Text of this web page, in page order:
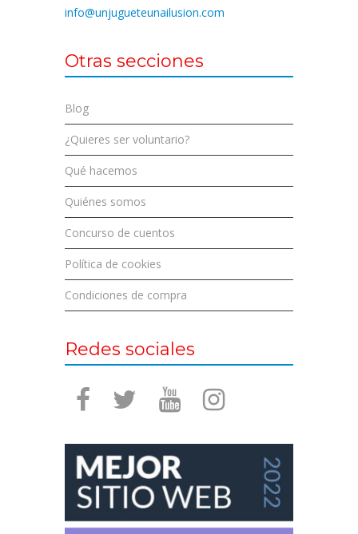
info@unjugueteunailusion.com
Otras secciones
Blog
¿Quieres ser voluntario?
Qué hacemos
Quiénes somos
Concurso de cuentos
Política de cookies
Condiciones de compra
Redes sociales